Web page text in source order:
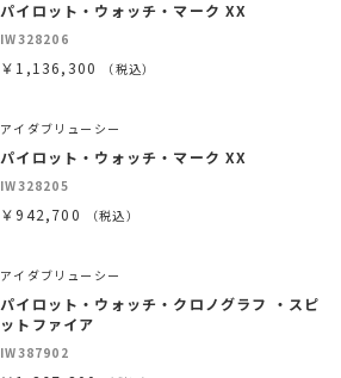
パイロット・ウォッチ・マーク XX
IW328206
￥1,136,300 （税込）
アイダブリューシー
パイロット・ウォッチ・マーク XX
IW328205
￥942,700 （税込）
アイダブリューシー
パイロット・ウォッチ・クロノグラフ ・スピ
ットファイア
IW387902